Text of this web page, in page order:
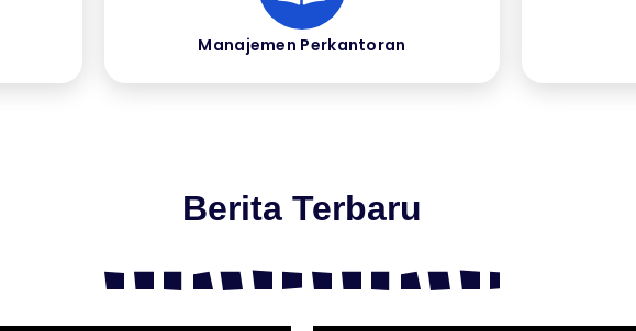
Manajemen Perkantoran
Berita Terbaru